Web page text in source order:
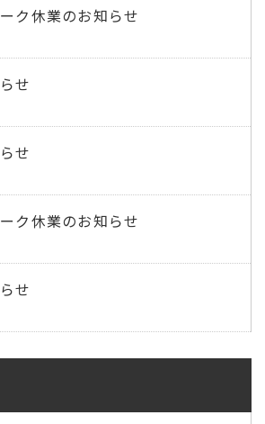
ク休業のお知らせ
せ
せ
ク休業のお知らせ
せ